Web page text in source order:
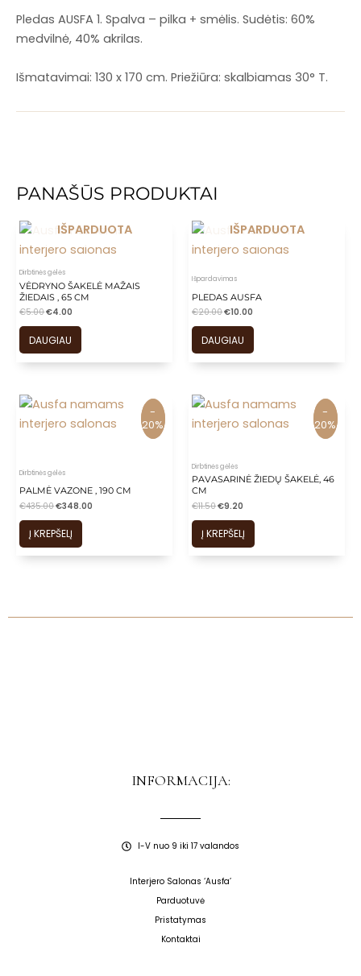
Pledas AUSFA 1. Spalva – pilka + smėlis. Sudėtis: 60%
medvilnė, 40% akrilas.
Išmatavimai: 130 x 170 cm. Priežiūra: skalbiamas 30° T.
PANAŠŪS PRODUKTAI
IŠPARDUOTA
Dirbtinės gėlės
VĖDRYNO ŠAKELĖ MAŽAIS
ŽIEDAIS , 65 CM
€5.00€4.00
DAUGIAU
IŠPARDUOTA
Išpardavimas
PLEDAS AUSFA
€20.00€10.00
DAUGIAU
-
20%
-
20%
Dirbtinės gėlės
PALMĖ VAZONE , 190 CM
€435.00€348.00
Į KREPŠELĮ
-
20%
-
20%
Dirbtinės gėlės
PAVASARINĖ ŽIEDŲ ŠAKELĖ, 46
CM
€11.50€9.20
Į KREPŠELĮ
INFORMACIJA:
I-V nuo 9 iki 17 valandos
Interjero Salonas ‘Ausfa’
Parduotuvė
Pristatymas
Kontaktai